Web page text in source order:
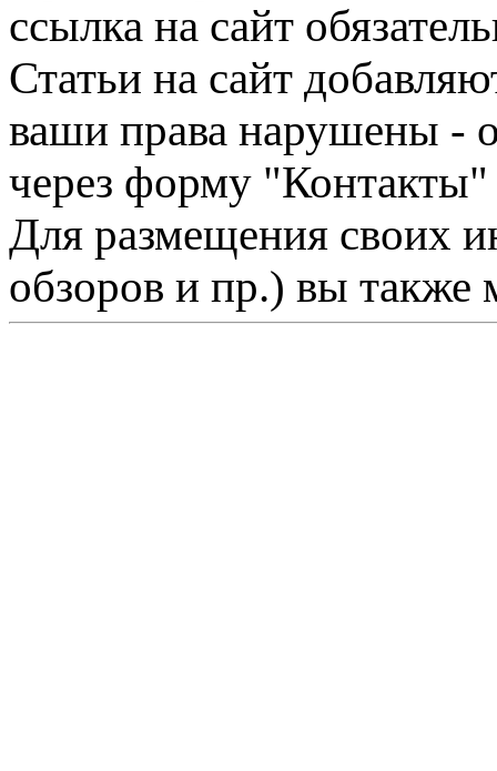
ссылка на сайт
Статьи на сайт
ваши права нарушены -
через форму "Контакты"
Для размещения своих
обзоров и пр.) вы также